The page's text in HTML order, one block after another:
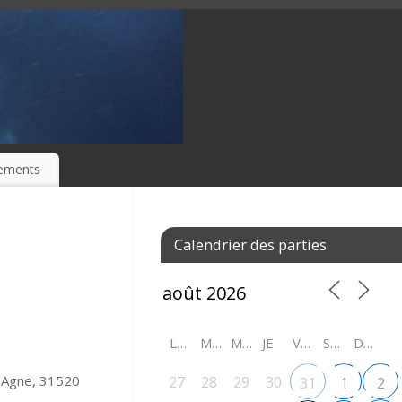
31520
Calendrier des parties
LU MA ME JE VE SA DI
27 28 29 30 31 1 2